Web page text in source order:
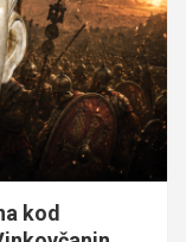
kod